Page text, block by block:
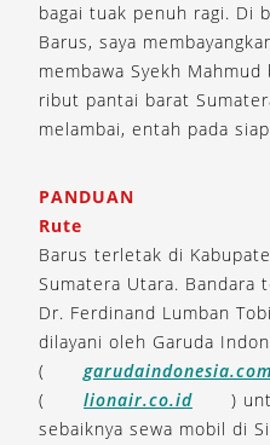
bagai tuak penuh ragi. Di
Barus, saya
membawa Syekh
ribut pantai barat
melambai, entah pada
PANDUAN
Rute
Barus terletak di
Sumatera Utara. Bandara
Dr. Ferdinand Lumban
dilayani oleh Garuda
(
garudaindonesia.com
(
lionair.co.id
)
sebaiknya sewa mobil di